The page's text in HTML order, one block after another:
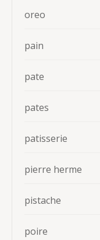
oreo
pain
pate
pates
patisserie
pierre herme
pistache
poire